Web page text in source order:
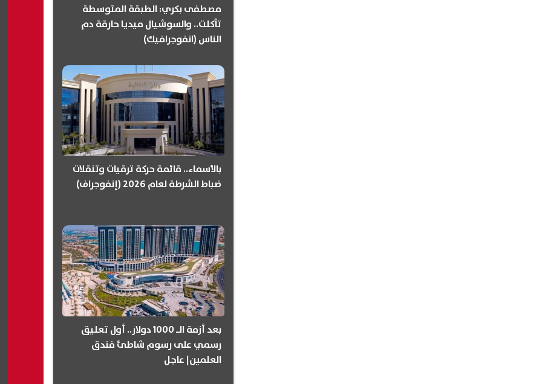
مصطفى بكري: الطبقة المتوسطة
تآكلت.. والسوشيال ميديا حارقة دم
الناس (انفوجرافيك)
بالأسماء.. قائمة حركة ترقيات وتنقلات
ضباط الشرطة لعام 2026 (إنفوجراف)
بعد أزمة الـ 1000 دولار.. أول تعليق
رسمي على رسوم شاطئ فندق
العلمين| عاجل